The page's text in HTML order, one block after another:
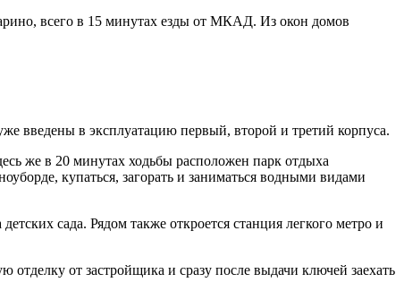
всего в 15 минутах езды от МКАД. Из окон домов
введены в эксплуатацию первый, второй и третий корпуса.
же в 20 минутах ходьбы расположен парк отдыха
купаться, загорать и заниматься водными видами
сада. Рядом также откроется станция легкого метро и
отделку от застройщика и сразу после выдачи ключей заехать